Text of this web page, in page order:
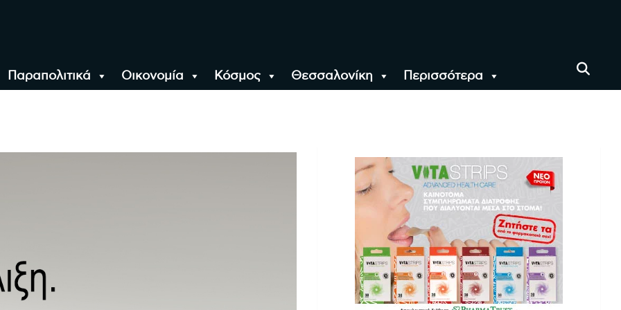
Παραπολιτικά Οικονομία Κόσμος Θεσσαλονίκη Περισσότερα